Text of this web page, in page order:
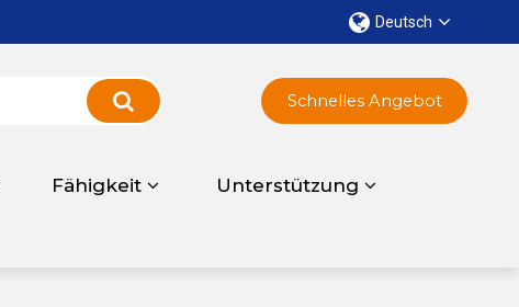
Deutsch
Fähigkeit Unterstützung
Schnelles Angebot